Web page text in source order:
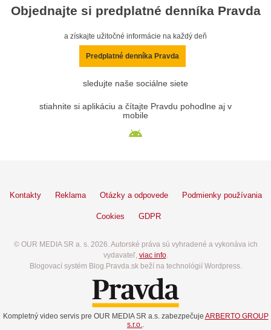
Objednajte si predplatné denníka Pravda
a získajte užitočné informácie na každý deň
Predplatné denníka Pravda
sledujte naše sociálne siete
stiahnite si aplikáciu a čítajte Pravdu pohodlne aj v
mobile
Kontakty Reklama Otázky a odpovede Podmienky používania
Cookies GDPR
© OUR MEDIA SR a. s. 2026. Autorské práva sú vyhradené a vykonáva ich
vydavateľ, viac info.
Blogovací systém Blog.Pravda.sk beží na technológií Wordpress.
Kompletný video servis pre OUR MEDIA SR a.s. zabezpečuje ARBERTO GROUP
s.r.o.